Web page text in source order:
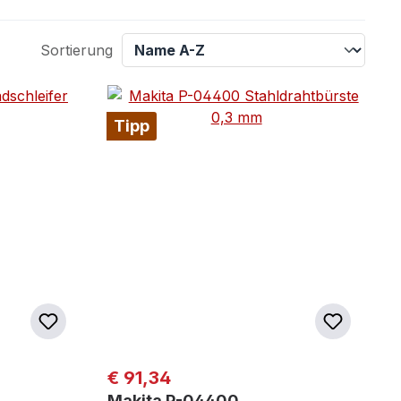
Sortierung
Tipp
Regulärer Preis:
€ 91,34